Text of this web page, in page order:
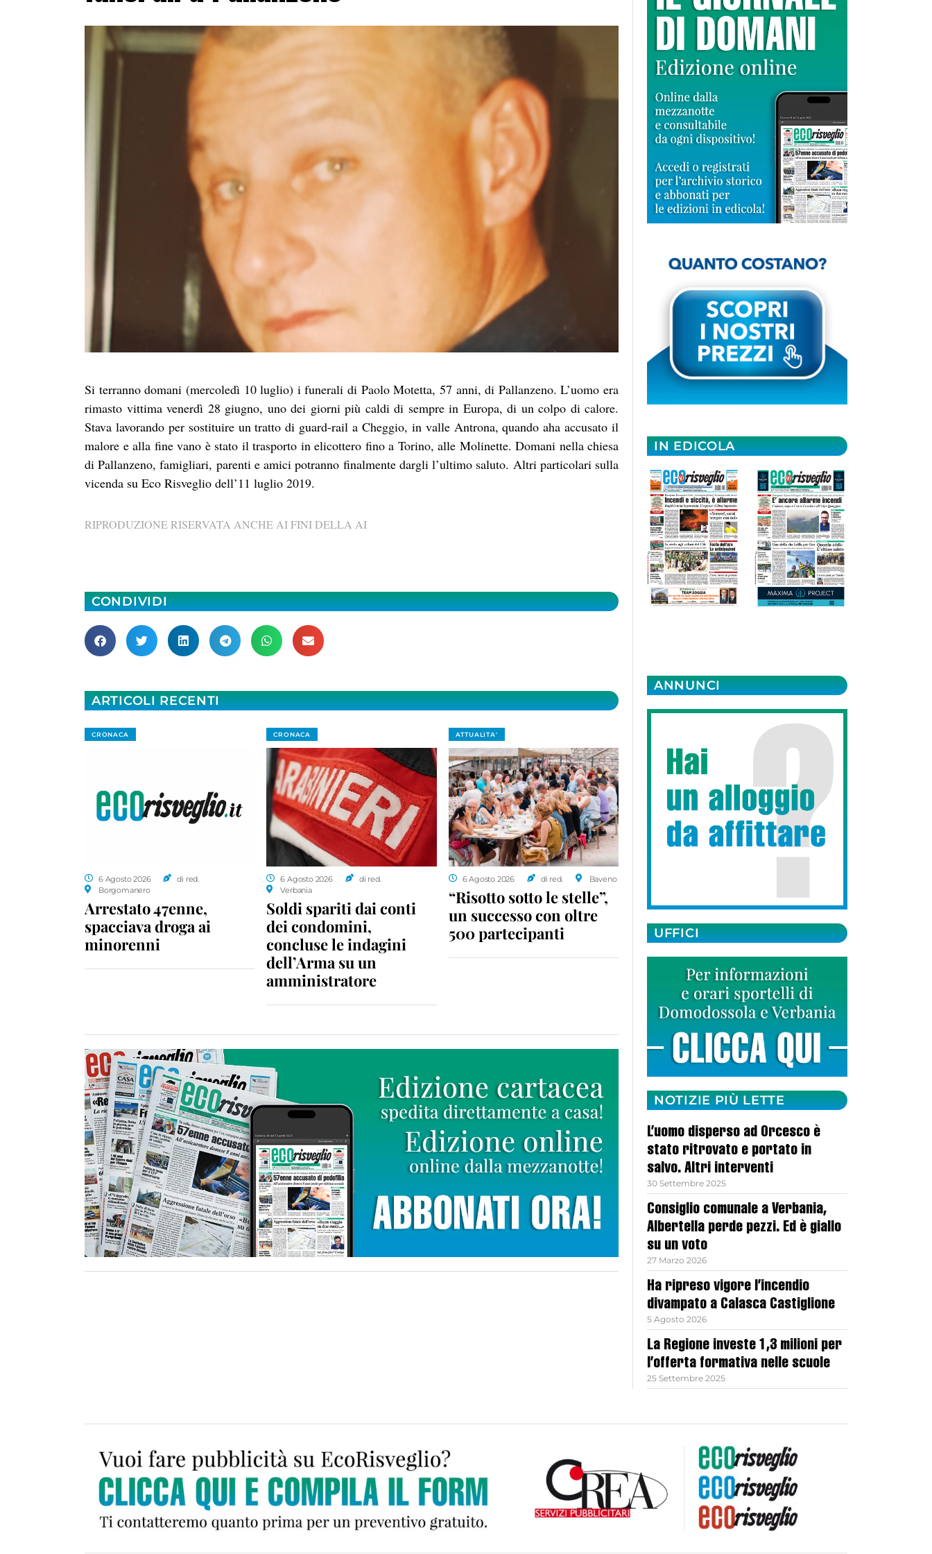
Si terranno domani (mercoledì 10 luglio) i funerali di Paolo Motetta, 57 anni, di Pallanzeno. L’uomo era
rimasto vittima venerdì 28 giugno, uno dei giorni più caldi di sempre in Europa, di un colpo di calore.
Stava lavorando per sostituire un tratto di guard-rail a Cheggio, in valle Antrona, quando aha accusato il
malore e alla fine vano è stato il trasporto in elicottero fino a Torino, alle Molinette. Domani nella chiesa
di Pallanzeno, famigliari, parenti e amici potranno finalmente dargli l’ultimo saluto. Altri particolari sulla
vicenda su Eco Risveglio dell’11 luglio 2019.
RIPRODUZIONE RISERVATA ANCHE AI FINI DELLA AI
CONDIVIDI
ARTICOLI RECENTI
CRONACA
6 Agosto 2026
di red.
Borgomanero
Arrestato 47enne,
spacciava droga ai
minorenni
CRONACA
6 Agosto 2026
di red.
Verbania
Soldi spariti dai conti
dei condomini,
concluse le indagini
dell’Arma su un
amministratore
ATTUALITA'
6 Agosto 2026 di red. Baveno
“Risotto sotto le stelle”,
un successo con oltre
500 partecipanti
IN EDICOLA
ANNUNCI
UFFICI
NOTIZIE PIÙ LETTE
L’uomo disperso ad Orcesco è
stato ritrovato e portato in
salvo. Altri interventi
30 Settembre 2025
Consiglio comunale a Verbania,
Albertella perde pezzi. Ed è giallo
su un voto
27 Marzo 2026
Ha ripreso vigore l’incendio
divampato a Calasca Castiglione
5 Agosto 2026
La Regione investe 1,3 milioni per
l’offerta formativa nelle scuole
25 Settembre 2025